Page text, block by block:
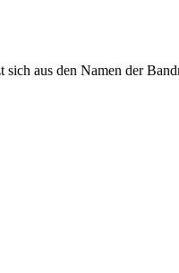
sich aus den Namen der